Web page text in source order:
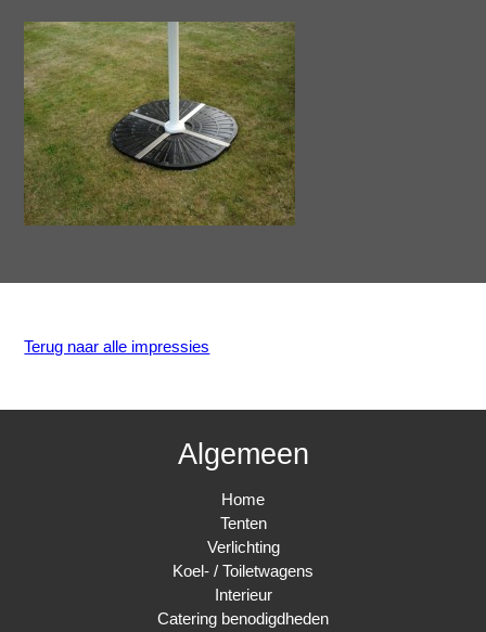
Terug naar alle impressies
Algemeen
Home
Tenten
Verlichting
Koel- / Toiletwagens
Interieur
Catering benodigdheden